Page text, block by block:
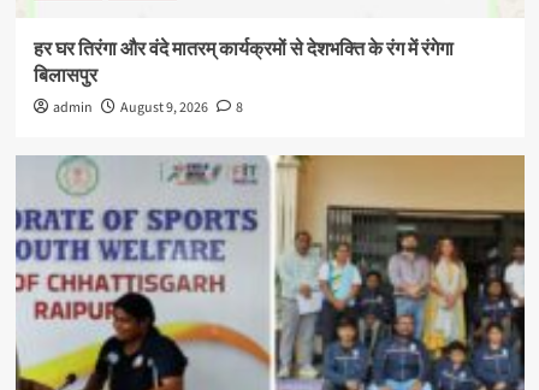
हर घर तिरंगा और वंदे मातरम् कार्यक्रमों से देशभक्ति के रंग में रंगेगा
बिलासपुर
admin August 9, 2026 8